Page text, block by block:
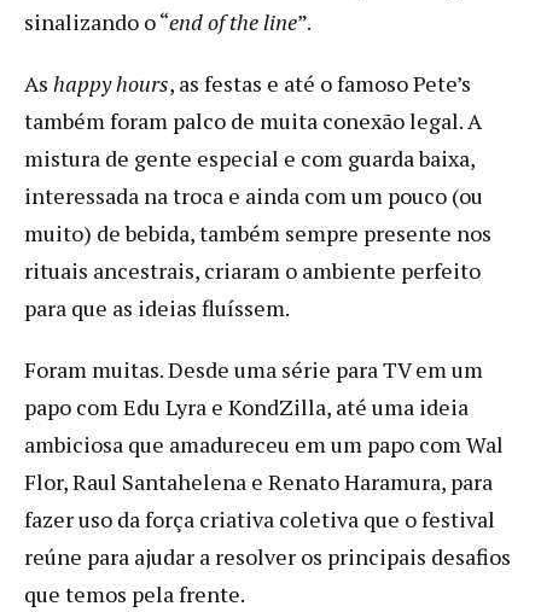
sinalizando o “end of the line”.
As happy hours, as festas e até o famoso Pete’s
também foram palco de muita conexão legal. A
mistura de gente especial e com guarda baixa,
interessada na troca e ainda com um pouco (ou
muito) de bebida, também sempre presente nos
rituais ancestrais, criaram o ambiente perfeito
para que as ideias fluíssem.
Foram muitas. Desde uma série para TV em um
papo com Edu Lyra e KondZilla, até uma ideia
ambiciosa que amadureceu em um papo com Wal
Flor, Raul Santahelena e Renato Haramura, para
fazer uso da força criativa coletiva que o festival
reúne para ajudar a resolver os principais desafios
que temos pela frente.